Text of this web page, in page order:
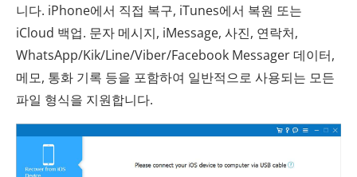
니다. iPhone에서 직접 복구, iTunes에서 복원 또는
iCloud 백업. 문자 메시지, iMessage, 사진, 연락처,
WhatsApp/Kik/Line/Viber/Facebook Messager 데이터,
메모, 통화 기록 등을 포함하여 일반적으로 사용되는 모든
파일 형식을 지원합니다.